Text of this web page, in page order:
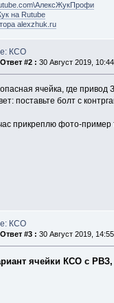
на Rutube
alexzhuk.ru
КСО
Ответ #2 : 30 Август 2019,
ячейка, где
поставьте болт с
прикреплю фото-пример
КСО
Ответ #3 : 30 Август 2019,
ячейки КСО с